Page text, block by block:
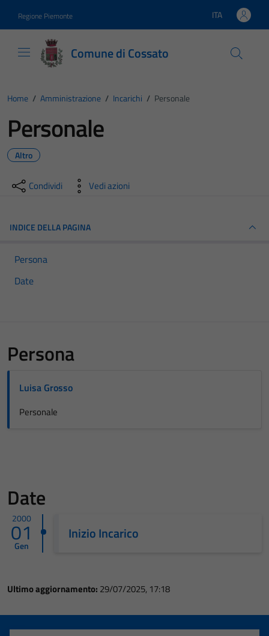
Regione Piemonte Lingua attiva:
ITA
Comune di Cossato
Home / Amministrazione / Incarichi / Personale
Personale
Altro
Condividi Vedi azioni
INDICE DELLA PAGINA
Persona
Date
Persona
Luisa Grosso
Personale
Date
2000
01
Gen
Inizio Incarico
Ultimo aggiornamento: 29/07/2025, 17:18